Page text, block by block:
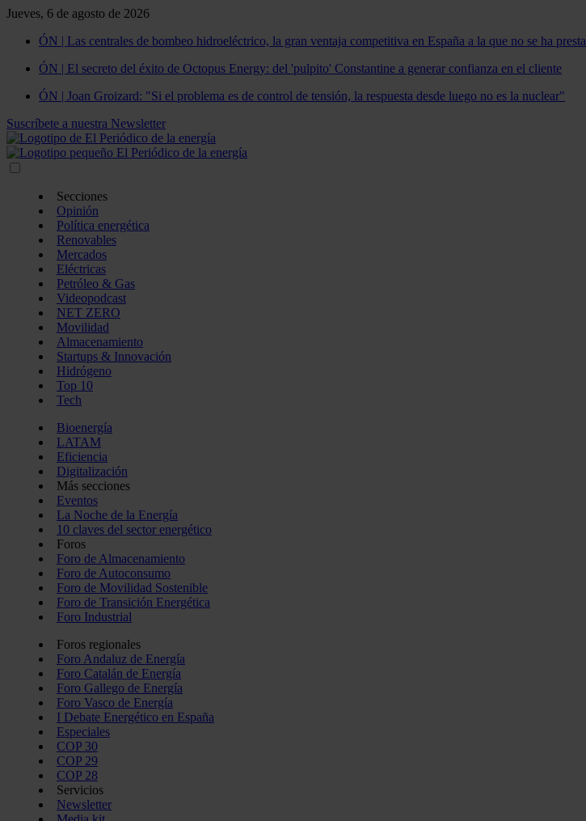
Jueves, 6 de agosto de 2026
ÓN | Las centrales de bombeo hidroeléctrico, la gran ventaja competitiva en España a la que no se ha
ÓN | El secreto del éxito de Octopus Energy: del 'pulpito' Constantine a generar confianza en el cliente
ÓN | Joan Groizard: "Si el problema es de control de tensión, la respuesta desde luego no es la nuclear"
Suscríbete a nuestra Newsletter
Secciones
Opinión
Política energética
Renovables
Mercados
Eléctricas
Petróleo & Gas
Videopodcast
NET ZERO
Movilidad
Almacenamiento
Startups & Innovación
Hidrógeno
Top 10
Tech
Bioenergía
LATAM
Eficiencia
Digitalización
Más secciones
Eventos
La Noche de la Energía
10 claves del sector energético
Foros
Foro de Almacenamiento
Foro de Autoconsumo
Foro de Movilidad Sostenible
Foro de Transición Energética
Foro Industrial
Foros regionales
Foro Andaluz de Energía
Foro Catalán de Energía
Foro Gallego de Energía
Foro Vasco de Energía
I Debate Energético en España
Especiales
COP 30
COP 29
COP 28
Servicios
Newsletter